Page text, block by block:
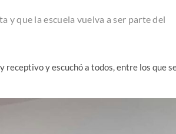
y que la escuela vuelva a ser parte del
y escuchó a todos, entre los que